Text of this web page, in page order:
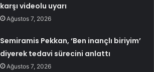
karşı videolu uyarı
Ağustos 7, 2026
Semiramis Pekkan, ‘Ben inançlı biriyim’
diyerek tedavi sürecini anlattı
Ağustos 7, 2026